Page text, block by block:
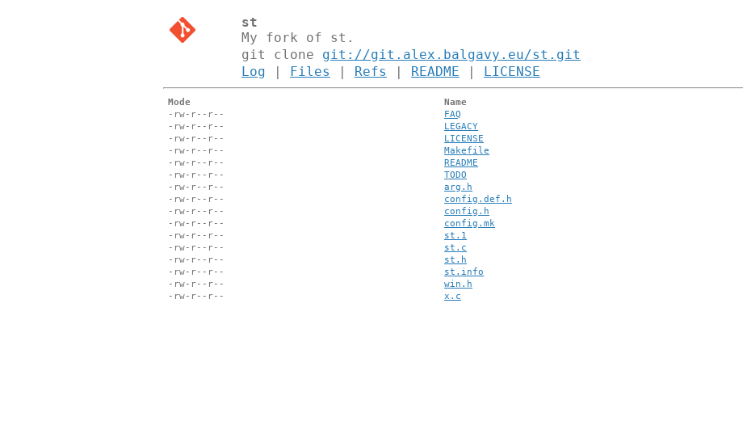
st
My fork of st.
git clone git://git.alex.balgavy.eu/st.git
Log | Files | Refs | README | LICENSE
Mode Name
-rw-r--r--
FAQ
-rw-r--r--
LEGACY
-rw-r--r--
LICENSE
-rw-r--r--
Makefile
-rw-r--r--
README
-rw-r--r--
TODO
-rw-r--r--
arg.h
-rw-r--r--
config.def.h
-rw-r--r--
config.h
-rw-r--r--
config.mk
-rw-r--r--
st.1
-rw-r--r--
st.c
-rw-r--r--
st.h
-rw-r--r--
st.info
-rw-r--r--
win.h
-rw-r--r--
x.c